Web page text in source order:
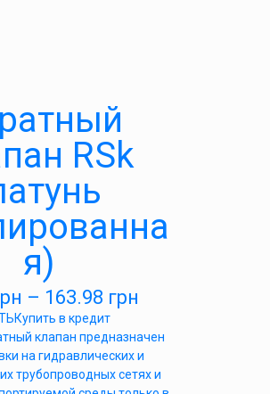
RSk
я)
– 163.98 грн
Купить в кредит
клапан предназначен
на гидравлических и
трубопроводных сетях и